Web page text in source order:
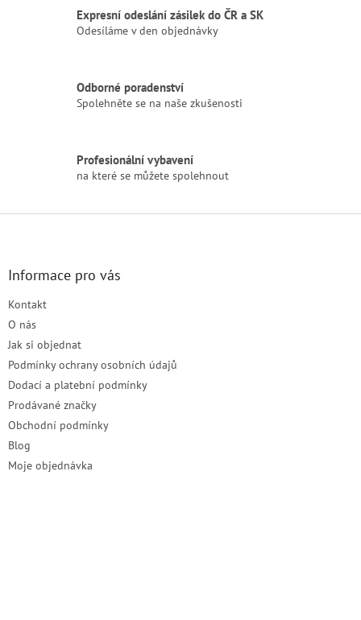
c
í
k
y
p
i
s
á
n
í
Expresní odeslání zásilek do ČR a SK
Odesíláme v den objednávky
Odborné poradenství
Spolehněte se na naše zkušenosti
Profesionální vybavení
na které se můžete spolehnout
Informace pro vás
Kontakt
O nás
Jak si objednat
Podmínky ochrany osobních údajů
Dodací a platební podmínky
Prodávané značky
Obchodní podmínky
Blog
Moje objednávka